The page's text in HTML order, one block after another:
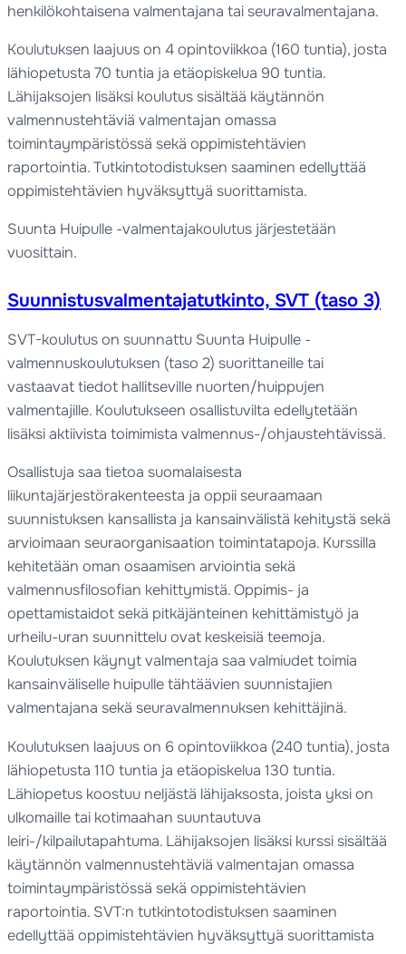
henkilökohtaisena valmentajana tai seuravalmentajana.
Koulutuksen laajuus on 4 opintoviikkoa (160 tuntia), josta
lähiopetusta 70 tuntia ja etäopiskelua 90 tuntia.
Lähijaksojen lisäksi koulutus sisältää käytännön
valmennustehtäviä valmentajan omassa
toimintaympäristössä sekä oppimistehtävien
raportointia. Tutkintotodistuksen saaminen edellyttää
oppimistehtävien hyväksyttyä suorittamista.
Suunta Huipulle -valmentajakoulutus järjestetään
vuosittain.
Suunnistusvalmentajatutkinto, SVT (taso 3)
SVT-koulutus on suunnattu Suunta Huipulle -
valmennuskoulutuksen (taso 2) suorittaneille tai
vastaavat tiedot hallitseville nuorten/huippujen
valmentajille. Koulutukseen osallistuvilta edellytetään
lisäksi aktiivista toimimista valmennus-/ohjaustehtävissä.
Osallistuja saa tietoa suomalaisesta
liikuntajärjestörakenteesta ja oppii seuraamaan
suunnistuksen kansallista ja kansainvälistä kehitystä sekä
arvioimaan seuraorganisaation toimintatapoja. Kurssilla
kehitetään oman osaamisen arviointia sekä
valmennusfilosofian kehittymistä. Oppimis- ja
opettamistaidot sekä pitkäjänteinen kehittämistyö ja
urheilu-uran suunnittelu ovat keskeisiä teemoja.
Koulutuksen käynyt valmentaja saa valmiudet toimia
kansainväliselle huipulle tähtäävien suunnistajien
valmentajana sekä seuravalmennuksen kehittäjinä.
Koulutuksen laajuus on 6 opintoviikkoa (240 tuntia), josta
lähiopetusta 110 tuntia ja etäopiskelua 130 tuntia.
Lähiopetus koostuu neljästä lähijaksosta, joista yksi on
ulkomaille tai kotimaahan suuntautuva
leiri-/kilpailutapahtuma. Lähijaksojen lisäksi kurssi sisältää
käytännön valmennustehtäviä valmentajan omassa
toimintaympäristössä sekä oppimistehtävien
raportointia. SVT:n tutkintotodistuksen saaminen
edellyttää oppimistehtävien hyväksyttyä suorittamista